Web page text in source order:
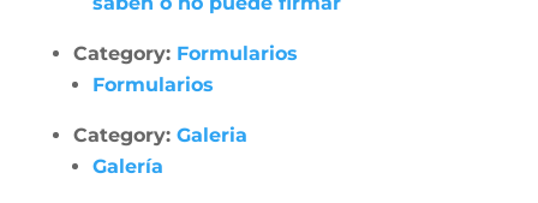
Category: Formularios
Formularios
Category: Galeria
Galería